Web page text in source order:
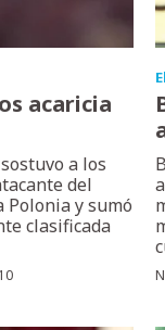
acaricia
a los
del
y sumó
clasificada